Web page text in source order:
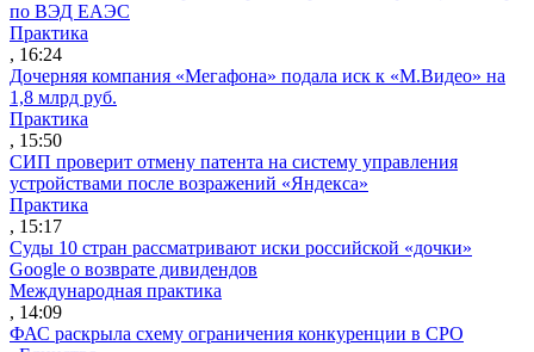
по ВЭД ЕАЭС
Практика
, 16:24
Дочерняя компания «Мегафона» подала иск к «М.Видео» на
1,8 млрд руб.
Практика
, 15:50
СИП проверит отмену патента на систему управления
устройствами после возражений «Яндекса»
Практика
, 15:17
Суды 10 стран рассматривают иски российской «дочки»
Google о возврате дивидендов
Международная практика
, 14:09
ФАС раскрыла схему ограничения конкуренции в СРО